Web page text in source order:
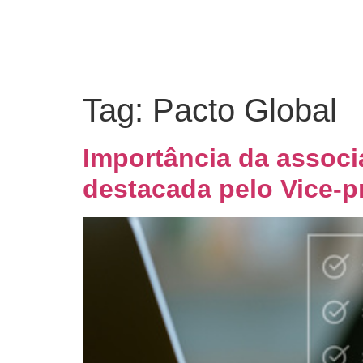
Tag: Pacto Global
Importância da
destacada pelo Vice-